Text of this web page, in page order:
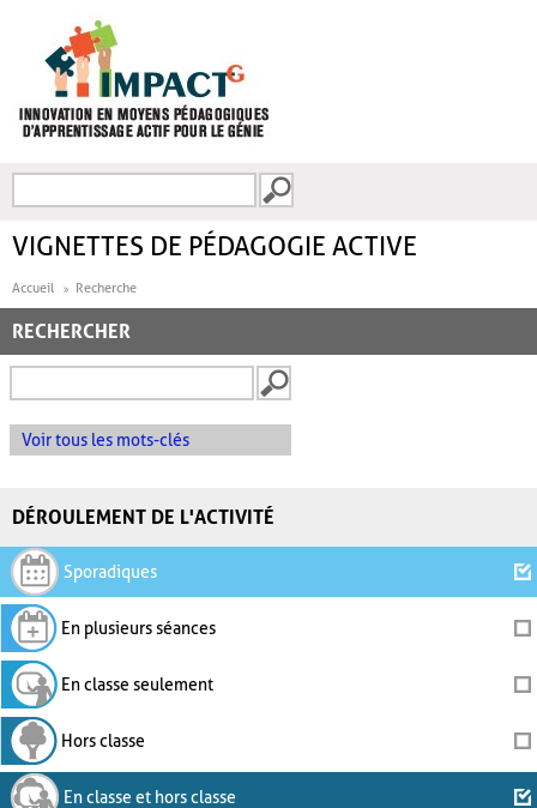
FORMULAIRE DE
VIGNETTES DE PÉDAGOGIE ACTIVE
Accueil Recherche
RECHERCHER
Voir tous les mots-clés
DÉROULEMENT DE L'ACTIVITÉ
Sporadiques
En plusieurs séances
En classe seulement
Hors classe
En classe et hors classe